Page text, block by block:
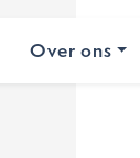
Over ons